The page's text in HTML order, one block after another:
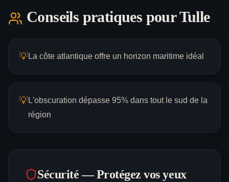
Conseils pratiques pourTulle
💡La côte atlantique offre un horizon maritime idéal
💡L'obscuration dépasse 95% dans tout le sud de la
région
Sécurité — Protégez vos yeux